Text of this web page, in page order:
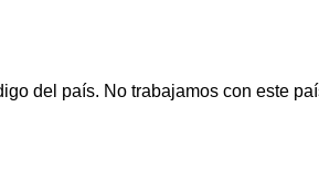
del país. No trabajamos con este